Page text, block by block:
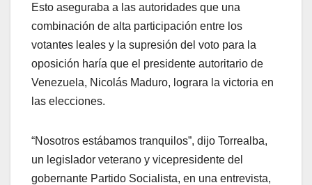
Esto aseguraba a las autoridades que una
combinación de alta participación entre los
votantes leales y la supresión del voto para la
oposición haría que el presidente autoritario de
Venezuela, Nicolás Maduro, lograra la victoria en
las elecciones.
“Nosotros estábamos tranquilos”, dijo Torrealba,
un legislador veterano y vicepresidente del
gobernante Partido Socialista, en una entrevista,